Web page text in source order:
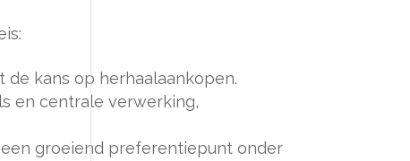
de kans op herhaalaankopen.
en centrale verwerking,
groeiend preferentiepunt onder